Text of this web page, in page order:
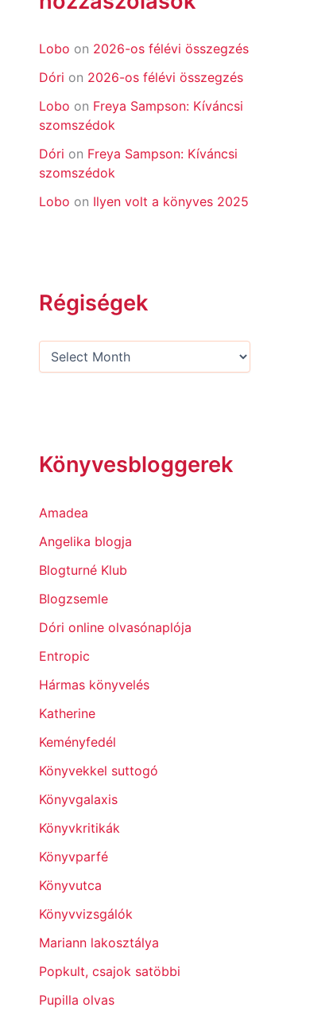
Lobo on 2026-os félévi összegzés
Dóri on 2026-os félévi összegzés
Lobo on Freya Sampson: Kíváncsi
szomszédok
Dóri on Freya Sampson: Kíváncsi
szomszédok
Lobo on Ilyen volt a könyves 2025
Régiségek
Könyvesbloggerek
Amadea
Angelika blogja
Blogturné Klub
Blogzsemle
Dóri online olvasónaplója
Entropic
Hármas könyvelés
Katherine
Keményfedél
Könyvekkel suttogó
Könyvgalaxis
Könyvkritikák
Könyvparfé
Könyvutca
Könyvvizsgálók
Mariann lakosztálya
Popkult, csajok satöbbi
Pupilla olvas